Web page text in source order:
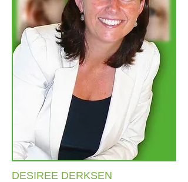
DESIREE DERKSEN